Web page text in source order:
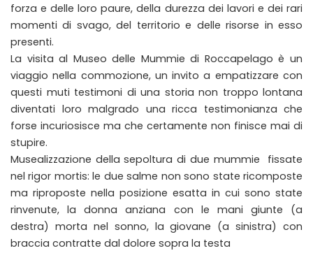
forza e delle loro paure, della durezza dei lavori e dei rari
momenti di svago, del territorio e delle risorse in esso
presenti.
La visita al Museo delle Mummie di Roccapelago è un
viaggio nella commozione, un invito a empatizzare con
questi muti testimoni di una storia non troppo lontana
diventati loro malgrado una ricca testimonianza che
forse incuriosisce ma che certamente non finisce mai di
stupire.
Musealizzazione della sepoltura di due mummie fissate
nel rigor mortis: le due salme non sono state ricomposte
ma riproposte nella posizione esatta in cui sono state
rinvenute, la donna anziana con le mani giunte (a
destra) morta nel sonno, la giovane (a sinistra) con
braccia contratte dal dolore sopra la testa